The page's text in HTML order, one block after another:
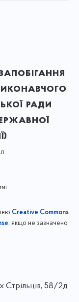
ради
Creative Commons
, якщо не зазначено
Стрільців, 58/2д